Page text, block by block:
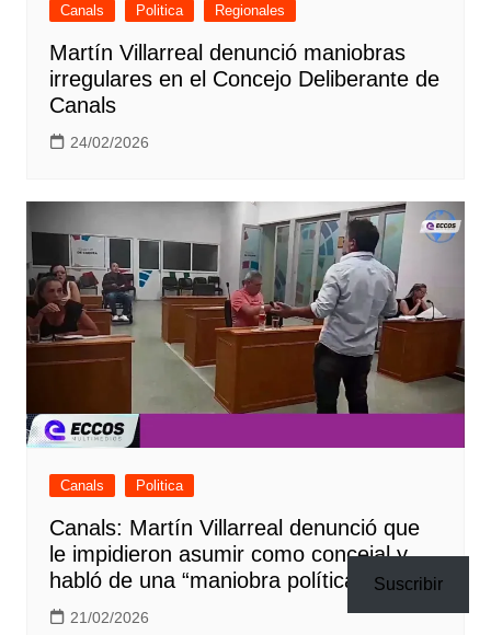
Canals Politica Regionales
Martín Villarreal denunció maniobras
irregulares en el Concejo Deliberante de
Canals
24/02/2026
Canals Politica
Canals: Martín Villarreal denunció que
le impidieron asumir como concejal y
habló de una “maniobra política”
21/02/2026
Suscribir